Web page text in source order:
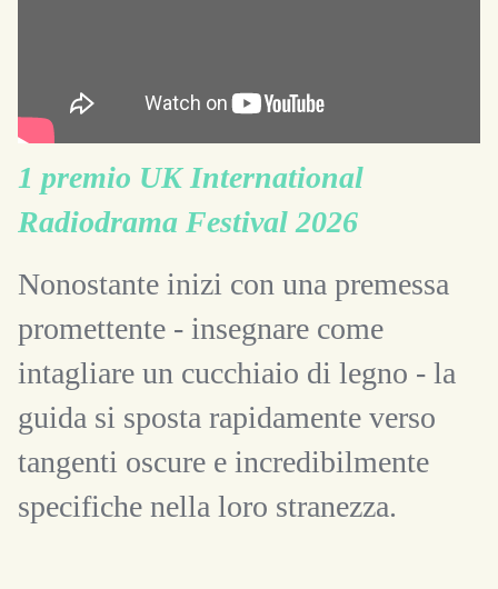
1 premio UK International
Radiodrama Festival 2026
Nonostante inizi con una premessa
promettente - insegnare come
intagliare un cucchiaio di legno - la
guida si sposta rapidamente verso
tangenti oscure e incredibilmente
specifiche nella loro stranezza.